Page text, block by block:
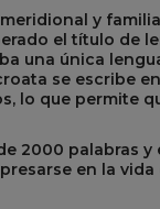
y
el título de
una única
se escribe
lo que permite
2000 palabras y
en la vida